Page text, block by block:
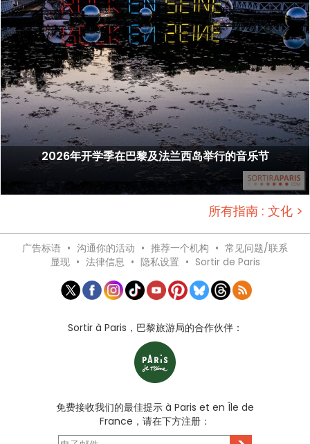
2026年开学季在巴黎及法兰西岛举行的音乐节
所有指南 : 文化 >
广告标语 • 沟通你的活动 • 推荐一个机构 • 常见问题/联系
显现 • 法律信息 • 隐私设置 • Sortir de Paris
Sortir à Paris，巴黎旅游局的合作伙伴：
免费接收我们的最佳提示 à Paris et en Île de
France，请在下方注册：